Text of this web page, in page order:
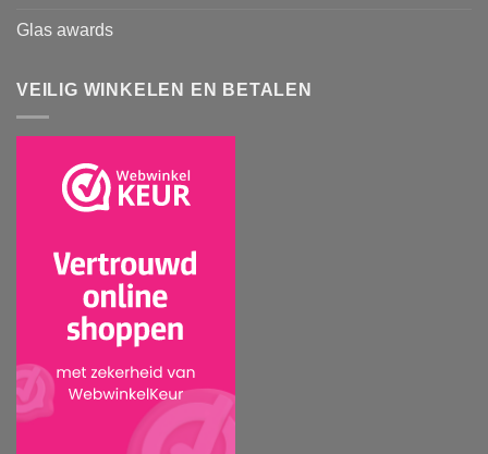
Glas awards
VEILIG WINKELEN EN BETALEN